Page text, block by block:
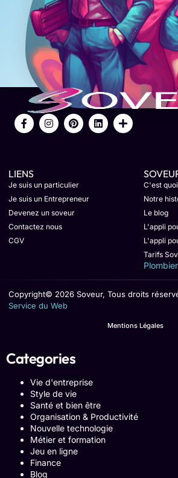
LIENS
Je suis un particulier
Je suis un Entrepreneur
Devenez un soveur
Contactez nous
CGV
C'est
Notre
Le blog
L'appli
L'appli
Tarifs
Copyright© 2026 Soveur, Tous droits
Service du Web
Mentions Légales
Categories
Vie d'entreprise
Style de vie
Santé et bien être
Organisation & Productivité
Nouvelle technologie
Métier et formation
Jeu en ligne
Finance
Blog